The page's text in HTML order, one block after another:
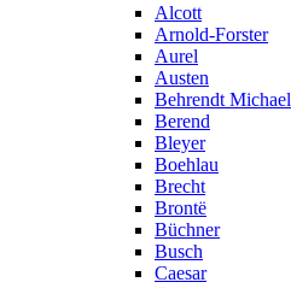
Alcott
Arnold-Forster
Aurel
Austen
Behrendt Michael
Berend
Bleyer
Boehlau
Brecht
Brontë
Büchner
Busch
Caesar